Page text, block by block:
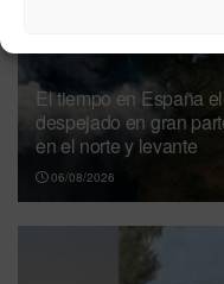
El tiempo en España
despejado en gran
en el norte y levante
06/08/2026